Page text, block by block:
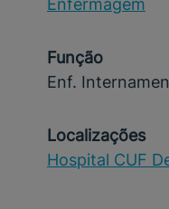
Enfermagem
Função
Enf.
Localizações
Hospital CUF